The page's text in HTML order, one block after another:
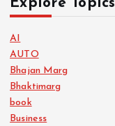
Explore Topics
AI
AUTO
Bhajan Marg
Bhaktimarg
book
Business